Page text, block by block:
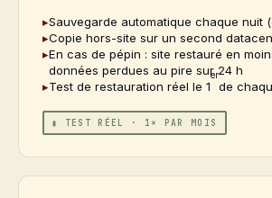
Sauvegarde automatique chaque nuit
Copie hors-site sur un second
En cas de pépin : site restauré en
données perdues au pire sur 24 h
Test de restauration réel le 1
er
de
▮ TEST RÉEL · 1× PAR MOIS